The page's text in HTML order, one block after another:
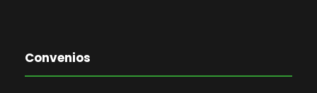
Convenios